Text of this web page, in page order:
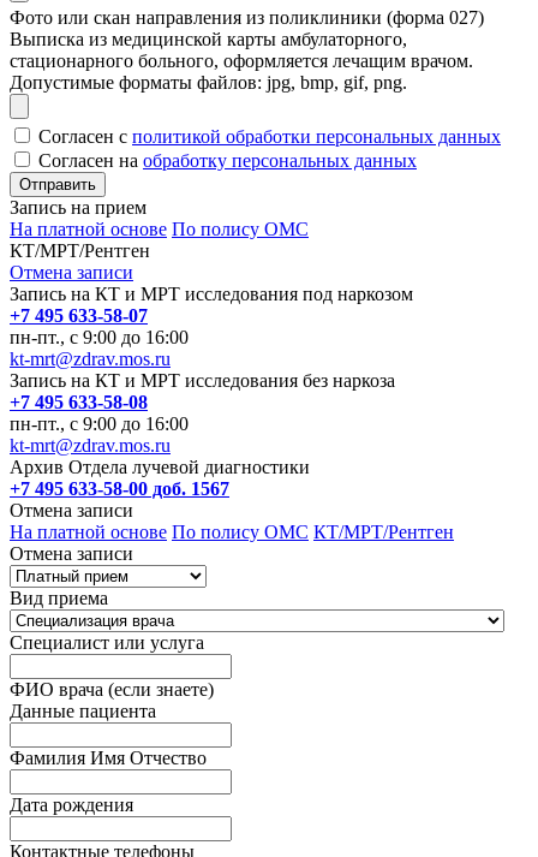
Фото или скан направления из поликлиники (форма 027)
Выписка из медицинской карты амбулаторного,
стационарного больного, оформляется лечащим врачом.
Допустимые форматы файлов: jpg, bmp, gif, png.
Согласен с политикой обработки персональных данных
Согласен на обработку персональных данных
Запись на прием
На платной основе По полису ОМС
КТ/МРТ/Рентген
Отмена записи
Запись на КТ и МРТ исследования под наркозом
+7 495 633-58-07
пн-пт., с 9:00 до 16:00
kt-mrt@zdrav.mos.ru
Запись на КТ и МРТ исследования без наркоза
+7 495 633-58-08
пн-пт., с 9:00 до 16:00
kt-mrt@zdrav.mos.ru
Архив Отдела лучевой диагностики
+7 495 633-58-00 доб. 1567
Отмена записи
На платной основе По полису ОМС КТ/МРТ/Рентген
Отмена записи
Вид приема
Специалист или услуга
ФИО врача (если знаете)
Данные пациента
Фамилия Имя Отчество
Дата рождения
Контактные телефоны